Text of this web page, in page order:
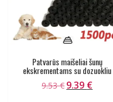
Patvarūs maišeliai šunų
ekskrementams su dozuokliu
9.53€ Original
9.39 €Current